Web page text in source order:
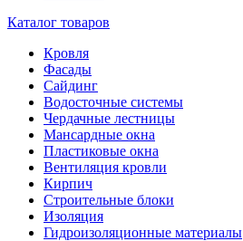
Каталог товаров
Кровля
Фасады
Сайдинг
Водосточные системы
Чердачные лестницы
Мансардные окна
Пластиковые окна
Вентиляция кровли
Кирпич
Строительные блоки
Изоляция
Гидроизоляционные материалы